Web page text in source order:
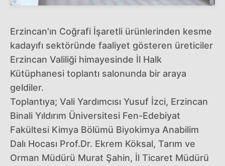
Erzincan'ın Coğrafi İşaretli ürünlerinden kesme
kadayıfı sektöründe faaliyet gösteren üreticiler
Erzincan Valiliği himayesinde İl Halk
Kütüphanesi toplantı salonunda bir araya
geldiler.
Toplantıya; Vali Yardımcısı Yusuf İzci, Erzincan
Binali Yıldırım Üniversitesi Fen-Edebiyat
Fakültesi Kimya Bölümü Biyokimya Anabilim
Dalı Hocası Prof.Dr. Ekrem Köksal, Tarım ve
Orman Müdürü Murat Şahin, İl Ticaret Müdürü